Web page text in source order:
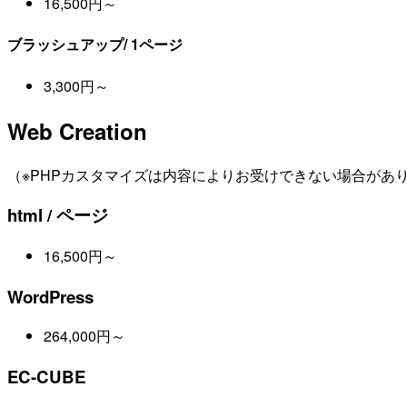
ブラッシュアップ/ 1ページ
3,300円～
Web Creation
（※PHPカスタマイズは内容によりお受けできない場合があ
html / ページ
16,500円～
WordPress
264,000円～
EC-CUBE